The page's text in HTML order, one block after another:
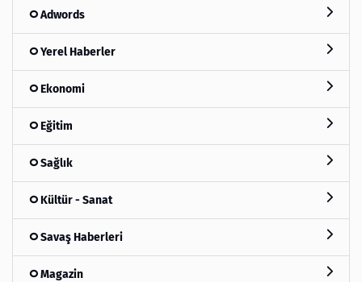
Adwords
Yerel Haberler
Ekonomi
Eğitim
Sağlık
Kültür - Sanat
Savaş Haberleri
Magazin